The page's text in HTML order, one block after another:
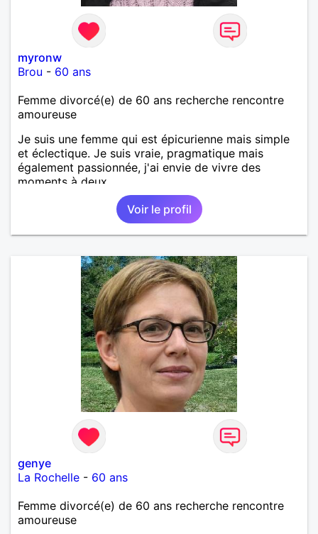
myronw
Brou - 60 ans
Femme divorcé(e) de 60 ans recherche rencontre
amoureuse
Je suis une femme qui est épicurienne mais simple
et éclectique. Je suis vraie, pragmatique mais
également passionnée, j'ai envie de vivre des
moments à deux.
Voir le profil
genye
La Rochelle - 60 ans
Femme divorcé(e) de 60 ans recherche rencontre
amoureuse